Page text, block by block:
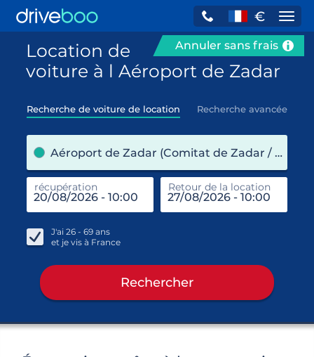
€
Annuler sans frais
Location de
voiture à l Aéroport de Zadar
Recherche de voiture de location Recherche avancée
Aéroport de Zadar (Comitat de Zadar / Croatie)
récupération Retour de la location
J'ai 26 - 69 ans
et je vis à France
Rechercher